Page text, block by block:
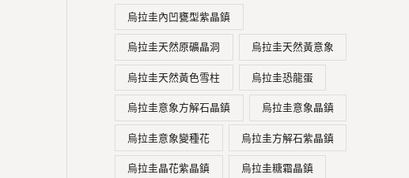
。
烏拉圭內凹甕型紫晶鎮
烏拉圭天然原礦晶洞 烏拉圭天然黃意象
烏拉圭天然黃色雪柱 烏拉圭恐龍蛋
烏拉圭意象方解石晶鎮 烏拉圭意象晶鎮
烏拉圭意象變種花 烏拉圭方解石紫晶鎮
烏拉圭晶花紫晶鎮 烏拉圭糖霜晶鎮